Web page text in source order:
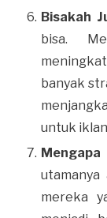
Bisakah
bisa.
banyak
untuk
utamanya
mereka